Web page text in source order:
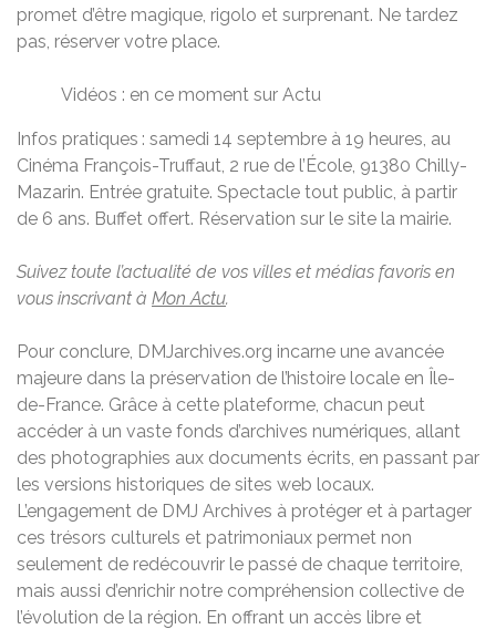
promet d’être magique, rigolo et surprenant. Ne tardez
pas, réserver votre place.
Vidéos : en ce moment sur Actu
Infos pratiques : samedi 14 septembre à 19 heures, au
Cinéma François-Truffaut, 2 rue de l’École, 91380 Chilly-
Mazarin. Entrée gratuite. Spectacle tout public, à partir
de 6 ans. Buffet offert. Réservation sur le site la mairie.
Suivez toute l’actualité de vos villes et médias favoris en
vous inscrivant à Mon Actu.
Pour conclure, DMJarchives.org incarne une avancée
majeure dans la préservation de l’histoire locale en Île-
de-France. Grâce à cette plateforme, chacun peut
accéder à un vaste fonds d’archives numériques, allant
des photographies aux documents écrits, en passant par
les versions historiques de sites web locaux.
L’engagement de DMJ Archives à protéger et à partager
ces trésors culturels et patrimoniaux permet non
seulement de redécouvrir le passé de chaque territoire,
mais aussi d’enrichir notre compréhension collective de
l’évolution de la région. En offrant un accès libre et